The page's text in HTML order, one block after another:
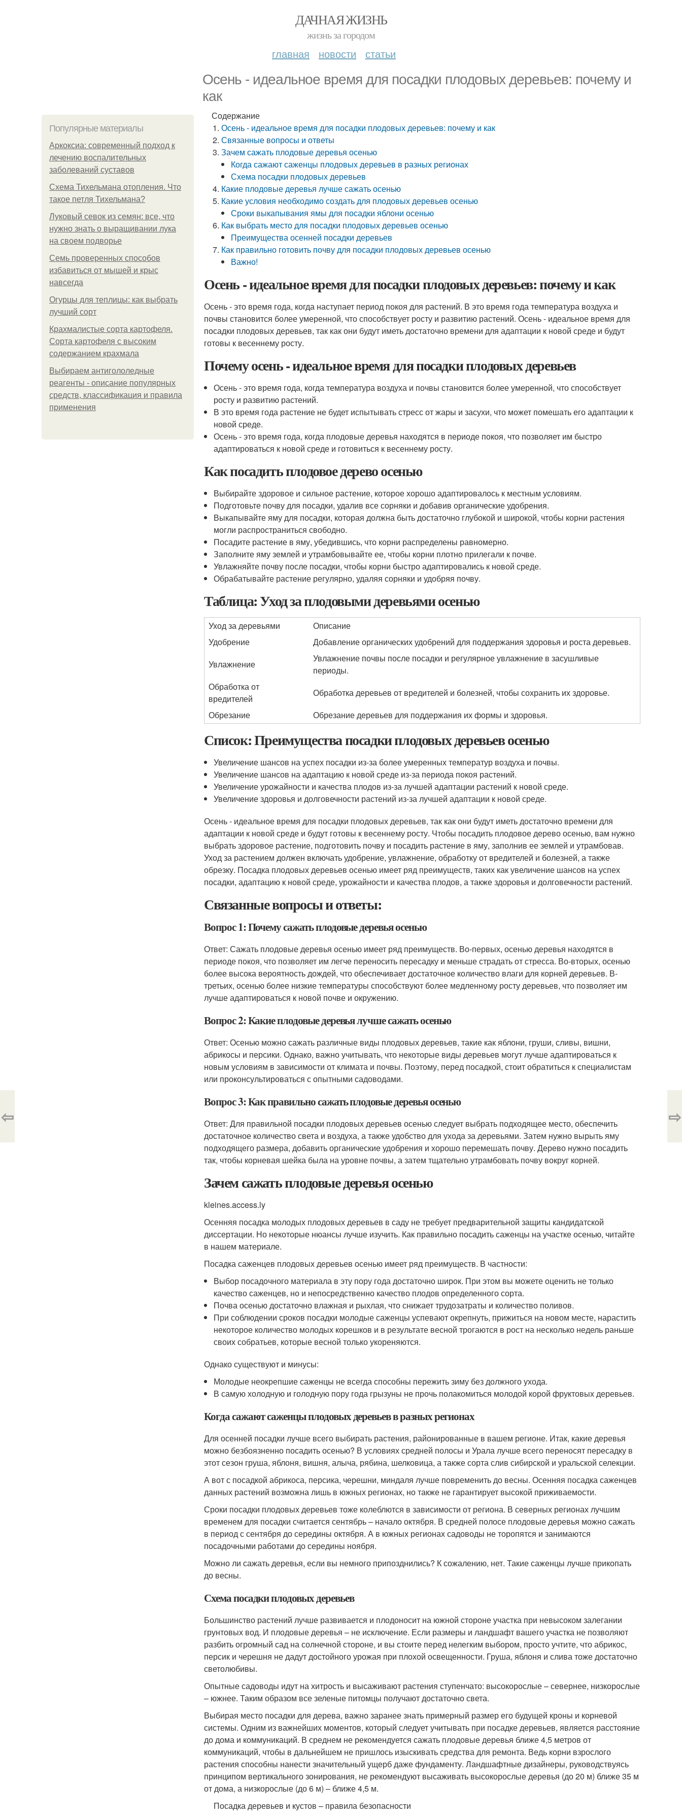
ДАЧНАЯ ЖИЗНЬ
жизнь за городом
главная новости статьи
Осень - идеальное время для посадки плодовых деревьев: почему и
как
Популярные материалы
Аркоксиа: современный подход к
лечению воспалительных
заболеваний суставов
Схема Тихельмана отопления. Что
такое петля Тихельмана?
Луковый севок из семян: все, что
нужно знать о выращивании лука
на своем подворье
Семь проверенных способов
избавиться от мышей и крыс
навсегда
Огурцы для теплицы: как выбрать
лучший сорт
Крахмалистые сорта картофеля.
Сорта картофеля с высоким
содержанием крахмала
Выбираем антигололедные
реагенты - описание популярных
средств, классификация и правила
применения
Содержание
Осень - идеальное время для посадки плодовых деревьев: почему и как
Связанные вопросы и ответы
Зачем сажать плодовые деревья осенью
Когда сажают саженцы плодовых деревьев в разных регионах
Схема посадки плодовых деревьев
Какие плодовые деревья лучше сажать осенью
Какие условия необходимо создать для плодовых деревьев осенью
Сроки выкапывания ямы для посадки яблони осенью
Как выбрать место для посадки плодовых деревьев осенью
Преимущества осенней посадки деревьев
Как правильно готовить почву для посадки плодовых деревьев осенью
Важно!
Осень - идеальное время для посадки плодовых деревьев: почему и как
Осень - это время года, когда наступает период покоя для растений. В это время года температура воздуха и
почвы становится более умеренной, что способствует росту и развитию растений. Осень - идеальное время для
посадки плодовых деревьев, так как они будут иметь достаточно времени для адаптации к новой среде и будут
готовы к весеннему росту.
Почему осень - идеальное время для посадки плодовых деревьев
Осень - это время года, когда температура воздуха и почвы становится более умеренной, что способствует
росту и развитию растений.
В это время года растение не будет испытывать стресс от жары и засухи, что может помешать его адаптации к
новой среде.
Осень - это время года, когда плодовые деревья находятся в периоде покоя, что позволяет им быстро
адаптироваться к новой среде и готовиться к весеннему росту.
Как посадить плодовое дерево осенью
Выбирайте здоровое и сильное растение, которое хорошо адаптировалось к местным условиям.
Подготовьте почву для посадки, удалив все сорняки и добавив органические удобрения.
Выкапывайте яму для посадки, которая должна быть достаточно глубокой и широкой, чтобы корни растения
могли распространиться свободно.
Посадите растение в яму, убедившись, что корни распределены равномерно.
Заполните яму землей и утрамбовывайте ее, чтобы корни плотно прилегали к почве.
Увлажняйте почву после посадки, чтобы корни быстро адаптировались к новой среде.
Обрабатывайте растение регулярно, удаляя сорняки и удобряя почву.
Таблица: Уход за плодовыми деревьями осенью
Уход за деревьями
Описание
Удобрение
Добавление органических удобрений для поддержания здоровья и роста деревьев.
Увлажнение
Увлажнение почвы после посадки и регулярное увлажнение в засушливые
периоды.
Обработка от
вредителей
Обработка деревьев от вредителей и болезней, чтобы сохранить их здоровье.
Обрезание
Обрезание деревьев для поддержания их формы и здоровья.
Список: Преимущества посадки плодовых деревьев осенью
Увеличение шансов на успех посадки из-за более умеренных температур воздуха и почвы.
Увеличение шансов на адаптацию к новой среде из-за периода покоя растений.
Увеличение урожайности и качества плодов из-за лучшей адаптации растений к новой среде.
Увеличение здоровья и долговечности растений из-за лучшей адаптации к новой среде.
Осень - идеальное время для посадки плодовых деревьев, так как они будут иметь достаточно времени для
адаптации к новой среде и будут готовы к весеннему росту. Чтобы посадить плодовое дерево осенью, вам нужно
выбрать здоровое растение, подготовить почву и посадить растение в яму, заполнив ее землей и утрамбовав.
Уход за растением должен включать удобрение, увлажнение, обработку от вредителей и болезней, а также
обрезку. Посадка плодовых деревьев осенью имеет ряд преимуществ, таких как увеличение шансов на успех
посадки, адаптацию к новой среде, урожайности и качества плодов, а также здоровья и долговечности растений.
Связанные вопросы и ответы:
Вопрос 1: Почему сажать плодовые деревья осенью
Ответ: Сажать плодовые деревья осенью имеет ряд преимуществ. Во-первых, осенью деревья находятся в
периоде покоя, что позволяет им легче переносить пересадку и меньше страдать от стресса. Во-вторых, осенью
более высока вероятность дождей, что обеспечивает достаточное количество влаги для корней деревьев. В-
третьих, осенью более низкие температуры способствуют более медленному росту деревьев, что позволяет им
лучше адаптироваться к новой почве и окружению.
Вопрос 2: Какие плодовые деревья лучше сажать осенью
Ответ: Осенью можно сажать различные виды плодовых деревьев, такие как яблони, груши, сливы, вишни,
абрикосы и персики. Однако, важно учитывать, что некоторые виды деревьев могут лучше адаптироваться к
новым условиям в зависимости от климата и почвы. Поэтому, перед посадкой, стоит обратиться к специалистам
или проконсультироваться с опытными садоводами.
Вопрос 3: Как правильно сажать плодовые деревья осенью
Ответ: Для правильной посадки плодовых деревьев осенью следует выбрать подходящее место, обеспечить
достаточное количество света и воздуха, а также удобство для ухода за деревьями. Затем нужно вырыть яму
подходящего размера, добавить органические удобрения и хорошо перемешать почву. Дерево нужно посадить
так, чтобы корневая шейка была на уровне почвы, а затем тщательно утрамбовать почву вокруг корней.
Зачем сажать плодовые деревья осенью
kleines.access.ly
Осенняя посадка молодых плодовых деревьев в саду не требует предварительной защиты кандидатской
диссертации. Но некоторые нюансы лучше изучить. Как правильно посадить саженцы на участке осенью, читайте
в нашем материале.
Посадка саженцев плодовых деревьев осенью имеет ряд преимуществ. В частности:
Выбор посадочного материала в эту пору года достаточно широк. При этом вы можете оценить не только
качество саженцев, но и непосредственно качество плодов определенного сорта.
Почва осенью достаточно влажная и рыхлая, что снижает трудозатраты и количество поливов.
При соблюдении сроков посадки молодые саженцы успевают окрепнуть, прижиться на новом месте, нарастить
некоторое количество молодых корешков и в результате весной трогаются в рост на несколько недель раньше
своих собратьев, которые весной только укореняются.
Однако существуют и минусы:
Молодые неокрепшие саженцы не всегда способны пережить зиму без должного ухода.
В самую холодную и голодную пору года грызуны не прочь полакомиться молодой корой фруктовых деревьев.
Когда сажают саженцы плодовых деревьев в разных регионах
Для осенней посадки лучше всего выбирать растения, районированные в вашем регионе. Итак, какие деревья
можно безбоязненно посадить осенью? В условиях средней полосы и Урала лучше всего переносят пересадку в
этот сезон груша, яблоня, вишня, алыча, рябина, шелковица, а также сорта слив сибирской и уральской селекции.
А вот с посадкой абрикоса, персика, черешни, миндаля лучше повременить до весны. Осенняя посадка саженцев
данных растений возможна лишь в южных регионах, но также не гарантирует высокой приживаемости.
Сроки посадки плодовых деревьев тоже колеблются в зависимости от региона. В северных регионах лучшим
временем для посадки считается сентябрь – начало октября. В средней полосе плодовые деревья можно сажать
в период с сентября до середины октября. А в южных регионах садоводы не торопятся и занимаются
посадочными работами до середины ноября.
Можно ли сажать деревья, если вы немного припозднились? К сожалению, нет. Такие саженцы лучше прикопать
до весны.
Схема посадки плодовых деревьев
Большинство растений лучше развивается и плодоносит на южной стороне участка при невысоком залегании
грунтовых вод. И плодовые деревья – не исключение. Если размеры и ландшафт вашего участка не позволяют
разбить огромный сад на солнечной стороне, и вы стоите перед нелегким выбором, просто учтите, что абрикос,
персик и черешня не дадут достойного урожая при плохой освещенности. Груша, яблоня и слива тоже достаточно
светолюбивы.
Опытные садоводы идут на хитрость и высаживают растения ступенчато: высокорослые – севернее, низкорослые
– южнее. Таким образом все зеленые питомцы получают достаточно света.
Выбирая место посадки для дерева, важно заранее знать примерный размер его будущей кроны и корневой
системы. Одним из важнейших моментов, который следует учитывать при посадке деревьев, является расстояние
до дома и коммуникаций. В среднем не рекомендуется сажать плодовые деревья ближе 4,5 метров от
коммуникаций, чтобы в дальнейшем не пришлось изыскивать средства для ремонта. Ведь корни взрослого
растения способны нанести значительный ущерб даже фундаменту. Ландшафтные дизайнеры, руководствуясь
принципом вертикального зонирования, не рекомендуют высаживать высокорослые деревья (до 20 м) ближе 35 м
от дома, а низкорослые (до 6 м) – ближе 4,5 м.
Посадка деревьев и кустов – правила безопасности
⇦ ⇨